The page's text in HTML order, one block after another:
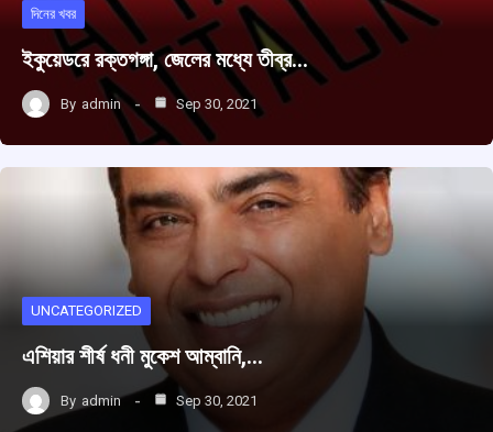
দিনের খবর
ইকুয়েডরে রক্তগঙ্গা, জেলের মধ্যে তীব্র…
By admin Sep 30, 2021
UNCATEGORIZED
এশিয়ার শীর্ষ ধনী মুকেশ আম্বানি,…
By admin Sep 30, 2021